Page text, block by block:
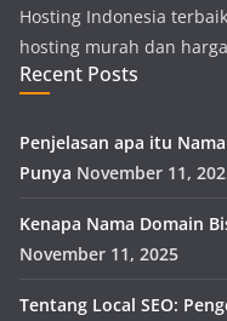
Hosting Indonesia
hosting murah dan
Recent Posts
Penjelasan apa itu
Punya November 11,
Kenapa Nama Domain
November 11, 2025
Tentang Local SEO: